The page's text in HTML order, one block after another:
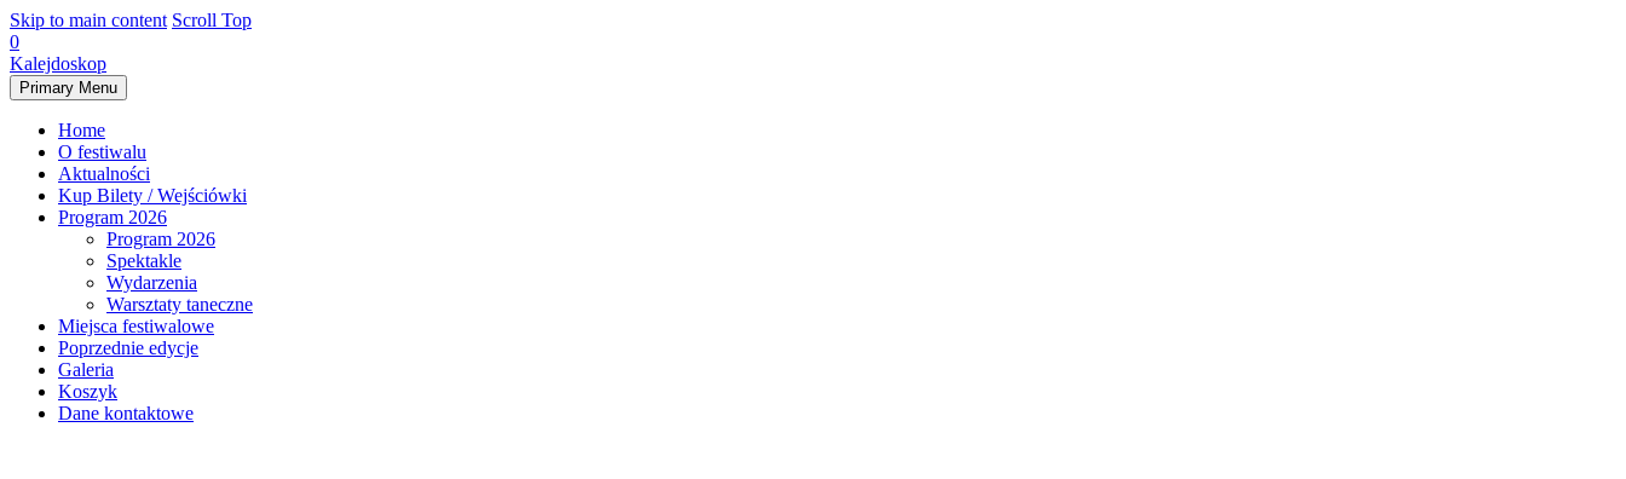
Skip to main content Scroll Top
0
Kalejdoskop
Primary Menu
Home
O festiwalu
Aktualności
Kup Bilety / Wejściówki
Program 2026
Program 2026
Spektakle
Wydarzenia
Warsztaty taneczne
Miejsca festiwalowe
Poprzednie edycje
Galeria
Koszyk
Dane kontaktowe